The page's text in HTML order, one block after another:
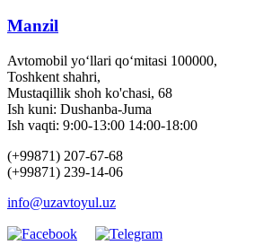
Manzil
Avtomobil yo‘llari qo‘mitasi 100000,
Toshkent shahri,
Mustaqillik shoh ko'chasi, 68
Ish kuni: Dushanba-Juma
Ish vaqti: 9:00-13:00 14:00-18:00
(+99871) 207-67-68
(+99871) 239-14-06
info@uzavtoyul.uz